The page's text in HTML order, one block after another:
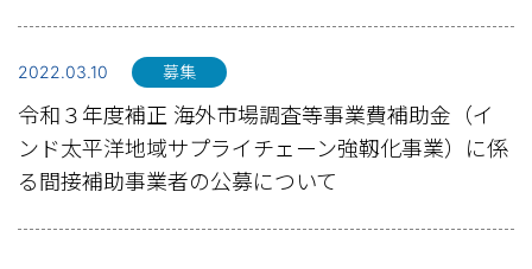
2022.03.10 募集
令和３年度補正 海外市場調査等事業費補助金（イ
ンド太平洋地域サプライチェーン強靱化事業）に係
る間接補助事業者の公募について